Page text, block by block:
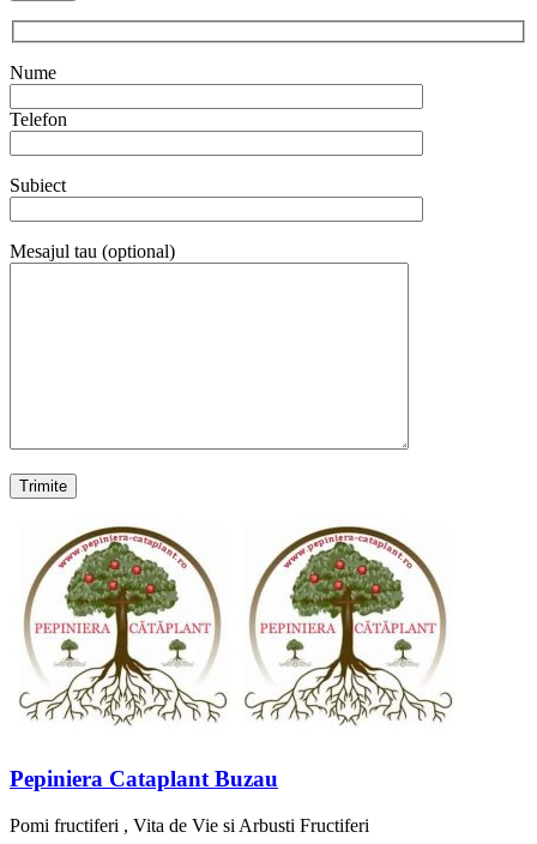
Nume
Telefon
Subiect
Mesajul tau (optional)
Pepiniera Cataplant Buzau
Pomi fructiferi , Vita de Vie si Arbusti Fructiferi